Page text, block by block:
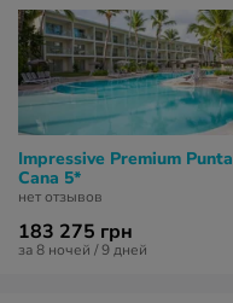
Impressive Premium Punta
Cana 5*
нет отзывов
183 275 грн
за 8 ночей / 9 дней